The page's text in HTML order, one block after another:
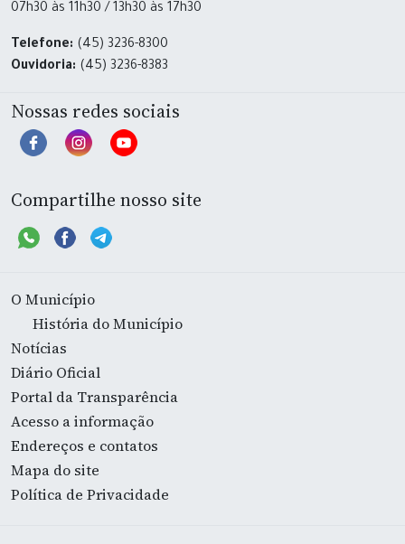
07h30 às 11h30 / 13h30 às 17h30
Telefone: (45) 3236-8300
Ouvidoria: (45) 3236-8383
Nossas redes sociais
Compartilhe nosso site
O Município
História do Município
Notícias
Diário Oficial
Portal da Transparência
Acesso a informação
Endereços e contatos
Mapa do site
Política de Privacidade